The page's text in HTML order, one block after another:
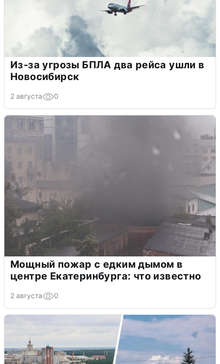
Из-за угрозы БПЛА два рейса ушли в
Новосибирск
2 августа 0
Мощный пожар с едким дымом в
центре Екатеринбурга: что известно
2 августа 0